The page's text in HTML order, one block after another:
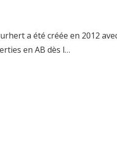
a été créée en 2012
en AB dès l…